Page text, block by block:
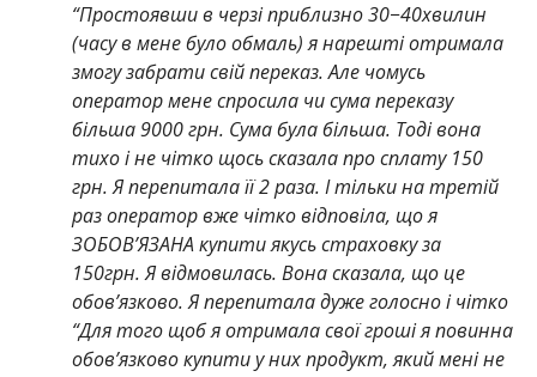
“Простоявши в черзі приблизно 30−40хвилин
(часу в мене було обмаль) я нарешті отримала
змогу забрати свій переказ. Але чомусь
оператор мене спросила чи сума переказу
більша 9000 грн. Сума була більша. Тоді вона
тихо і не чітко щось сказала про сплату 150
грн. Я перепитала її 2 раза. І тільки на третій
раз оператор вже чітко відповіла, що я
ЗОБОВ’ЯЗАНА купити якусь страховку за
150грн. Я відмовилась. Вона сказала, що це
обов’язково. Я перепитала дуже голосно і чітко
“Для того щоб я отримала свої гроші я повинна
обов’язково купити у них продукт, який мені не